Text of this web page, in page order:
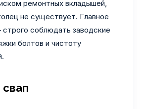
ремонтных вкладышей,
не существует. Главное
соблюдать заводские
болтов и чистоту